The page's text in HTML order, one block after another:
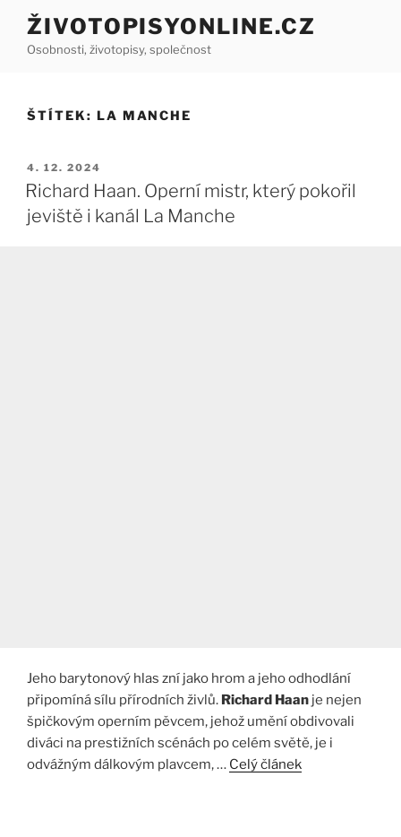
Přejít
obsahu
ŽIVOTOPISYONLINE.CZ
Osobnosti, životopisy, společnost
ŠTÍTEK: LA MANCHE
PUBLIKOVÁNO
4. 12. 2024
Richard Haan. Operní mistr, který pokořil
jeviště i kanál La Manche
Jeho barytonový hlas zní jako hrom a jeho odhodlání
připomíná sílu přírodních živlů. Richard Haan je nejen
špičkovým operním pěvcem, jehož umění obdivovali
diváci na prestižních scénách po celém světě, je i
odvážným dálkovým plavcem, … Celý článek